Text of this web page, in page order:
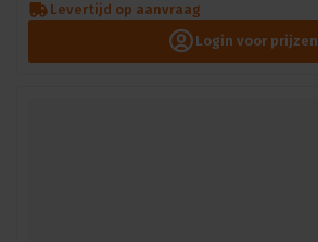
Levertijd op aanvraag
Login voor prijzen